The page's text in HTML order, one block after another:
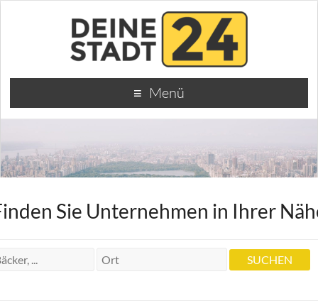
Menü
Grumer
Sie Unternehmen in Ihrer